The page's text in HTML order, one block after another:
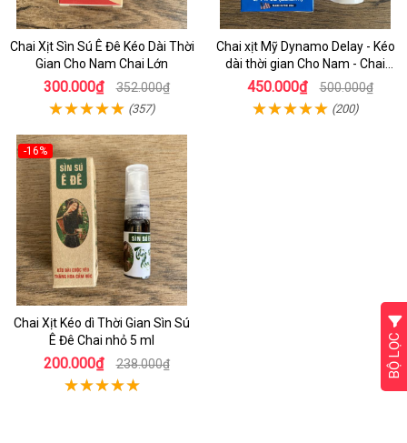
Chai Xịt Sìn Sú Ê Đê Kéo Dài Thời
Gian Cho Nam Chai Lớn
300.000₫ 352.000₫
(357)
Chai xịt Mỹ Dynamo Delay - Kéo
dài thời gian Cho Nam - Chai
22ml
450.000₫ 500.000₫
(200)
-16%
Chai Xịt Kéo dì Thời Gian Sìn Sú
Ê Đê Chai nhỏ 5 ml
200.000₫ 238.000₫ BỘ LỌC